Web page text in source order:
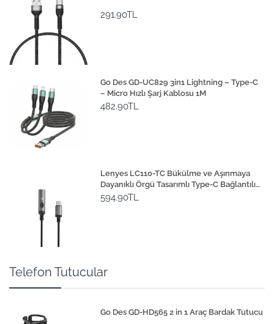
291.90TL
Go Des GD-UC829 3in1 Lightning – Type-C
– Micro Hızlı Şarj Kablosu 1M
482.90TL
Lenyes LC110-TC Bükülme ve Aşınmaya
Dayanıklı Örgü Tasarımlı Type-C Bağlantılı
Çakmak Kablosu 30cm
594.90TL
Telefon Tutucular
Go Des GD-HD565 2 in 1 Araç Bardak Tutucu